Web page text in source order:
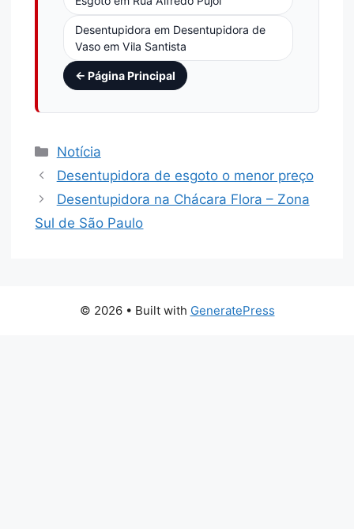
Desentupidora em Desentupidora de
Vaso em Vila Santista
← Página Principal
Notícia
Desentupidora de esgoto o menor preço
Desentupidora na Chácara Flora – Zona
Sul de São Paulo
© 2026 • Built with GeneratePress